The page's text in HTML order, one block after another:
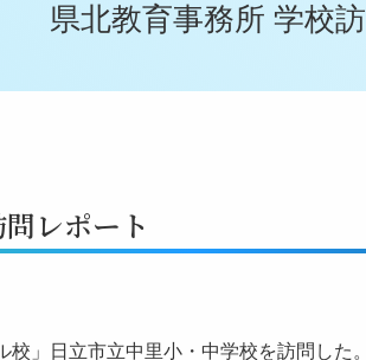
県北教育事務所 学校
レポート
」日立市立中里小・中学校を訪問した